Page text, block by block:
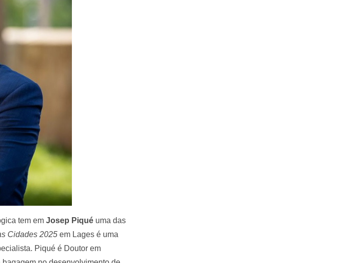
tem em Josep Piqué uma das
Cidades 2025em Lages é uma
Piqué é Doutor em